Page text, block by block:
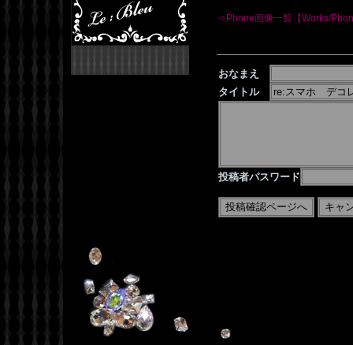
⇒Phone画像一覧【Works/
おなまえ
タイトル
投稿者パスワード